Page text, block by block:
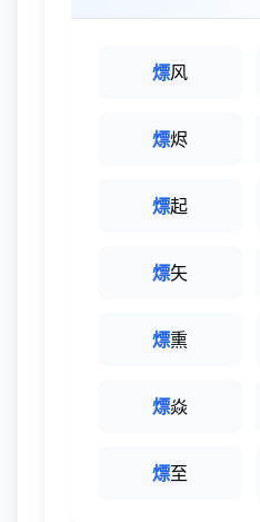
熛风
熛烬
熛起
熛矢
熛熏
熛焱
熛至